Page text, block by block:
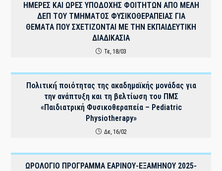
ΗΜΕΡΕΣ ΚΑΙ ΩΡΕΣ ΥΠΟΔΟΧΗΣ ΦΟΙΤΗΤΩΝ ΑΠΟ ΜΕΛΗ
ΔΕΠ ΤΟΥ ΤΜΗΜΑΤΟΣ ΦΥΣΙΚΟΘΕΡΑΠΕΙΑΣ ΓΙΑ
ΘΕΜΑΤΑ ΠΟΥ ΣΧΕΤΙΖΟΝΤΑΙ ΜΕ ΤΗΝ ΕΚΠΑΙΔΕΥΤΙΚΗ
ΔΙΑΔΙΚΑΣΙΑ
Τε, 18/03
Πολιτική́ ποιότητας της ακαδημαϊκής μονάδας για
την ανάπτυξη και τη βελτίωση του ΠΜΣ
«Παιδιατρική Φυσικοθεραπεία – Pediatric
Physiotherapy»
Δε, 16/02
ΩΡΟΛΟΓΙΟ ΠΡΟΓΡΑΜΜΑ EAΡΙΝΟΥ-ΕΞΑΜΗΝΟΥ 2025-